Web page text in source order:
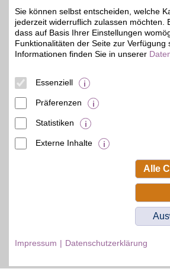
Zum
© BSW Verbraucher-Service
Sie können selbst entscheiden, welche
jederzeit widerruflich zulassen möchten.
dass auf Basis Ihrer Einstellungen
Funktionalitäten der Seite zur Verfügung
Informationen finden Sie in unserer
Essenziell
Präferenzen
Statistiken
Externe Inhalte
Alle
Impressum Datenschutzerklärung